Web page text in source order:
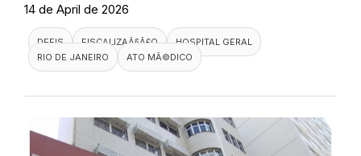
14 de April de 2026
DEFIS FISCALIZAÃ§Ã£O
HOSPITAL GERAL
RIO DE JANEIRO
ATO MÃ©DICO